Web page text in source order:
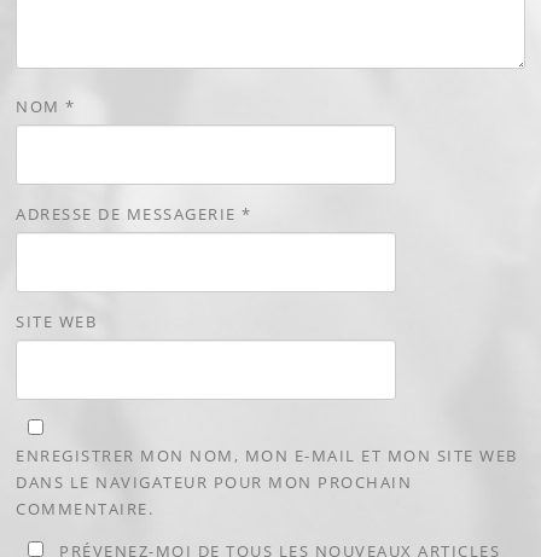
NOM*
ADRESSE DE MESSAGERIE*
SITE WEB
ENREGISTRER MON NOM, MON E-MAIL ET MON SITE WEB
DANS LE NAVIGATEUR POUR MON PROCHAIN
COMMENTAIRE.
PRÉVENEZ-MOI DE TOUS LES NOUVEAUX ARTICLES